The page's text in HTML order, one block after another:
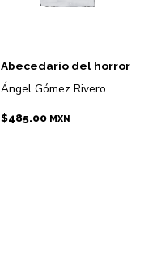
Abecedario del horror
Ángel Gómez Rivero
$485.00 MXN